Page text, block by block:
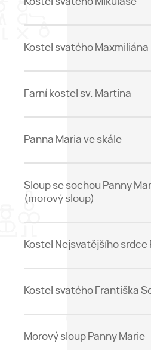
Kostel svatého Maxmiliána
Farní kostel sv. Martina
Panna Maria ve skále
Sloup se sochou Panny
(morový sloup)
Kostel Nejsvatějšího srdce
Kostel svatého Františka
Morový sloup Panny Marie